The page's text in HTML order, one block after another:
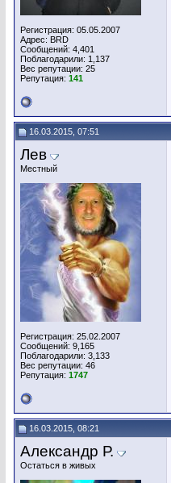
Регистрация: 05.05.2007
Адрес: BRD
Сообщений: 4,401
Поблагодарили: 1,137
Вес репутации: 25
Репутация: 141
16.03.2015, 07:51
Лев
Местный
Регистрация: 25.02.2007
Сообщений: 9,165
Поблагодарили: 3,133
Вес репутации: 46
Репутация: 1747
16.03.2015, 08:21
Александр Р.
Остаться в живых